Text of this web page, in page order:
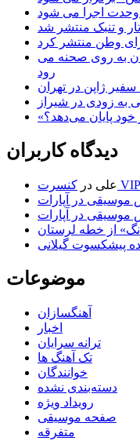
اجرا می شود
و تنبک منتشر شد
وطن منتشر کرد
به روی صحنه می
رود
ژاپن در تهران
به زودی در شیراز
خود پایان می‌دهد؟
دیدگاه کاربران
علی در
موسیقی در آپارات
موسیقی در آپارات
از خطه لرستان
پیشکسوت گیلانی
موضوعات
آهنگسازان
اخبار
ترانه سرایان
تک آهنگ ها
خوانندگان
دسته‌بندی نشده
رویداد ویژه
صفحه موسیقی
متفرقه